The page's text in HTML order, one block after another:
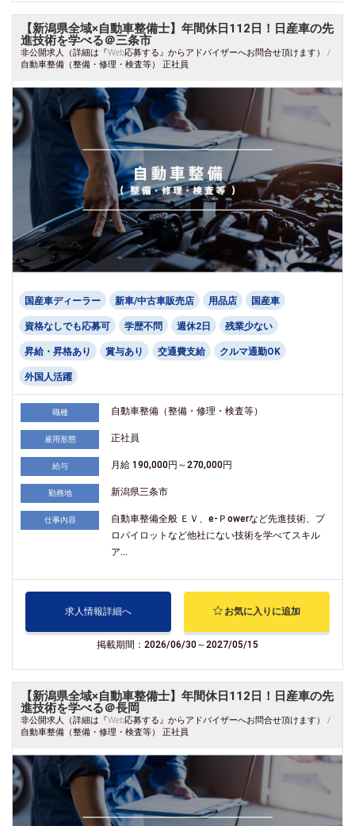
【新潟県全域×自動車整備士】年間休日112日！日産車の先
進技術を学べる＠三条市
非公開求人（詳細は『Web応募する』からアドバイザーへお問合せ頂けます） /
自動車整備（整備・修理・検査等） 正社員
国産車ディーラー 新車/中古車販売店 用品店 国産車
資格なしでも応募可 学歴不問 週休2日 残業少ない
昇給・昇格あり 賞与あり 交通費支給 クルマ通勤OK
外国人活躍
職種 自動車整備（整備・修理・検査等）
雇用形態 正社員
給与 月給 190,000円～270,000円
勤務地 新潟県三条市
仕事内容
自動車整備全般 ＥＶ、e-Ｐowerなど先進技術、プ
ロパイロットなど他社にない技術を学べてスキル
ア...
求人情報詳細へ お気に入りに追加
掲載期間：2026/06/30～2027/05/15
【新潟県全域×自動車整備士】年間休日112日！日産車の先
進技術を学べる＠長岡
非公開求人（詳細は『Web応募する』からアドバイザーへお問合せ頂けます） /
自動車整備（整備・修理・検査等） 正社員